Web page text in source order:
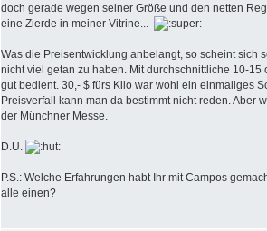
doch gerade wegen seiner Größe und den netten
eine Zierde in meiner Vitrine...
Was die Preisentwicklung anbelangt, so scheint sich
nicht viel getan zu haben. Mit durchschnittliche 10-15
gut bedient. 30,- $ fürs Kilo war wohl ein einmaliges
Preisverfall kann man da bestimmt nicht reden. Aber
der Münchner Messe.
D.U.
P.S.: Welche Erfahrungen habt Ihr mit Campos
alle einen?